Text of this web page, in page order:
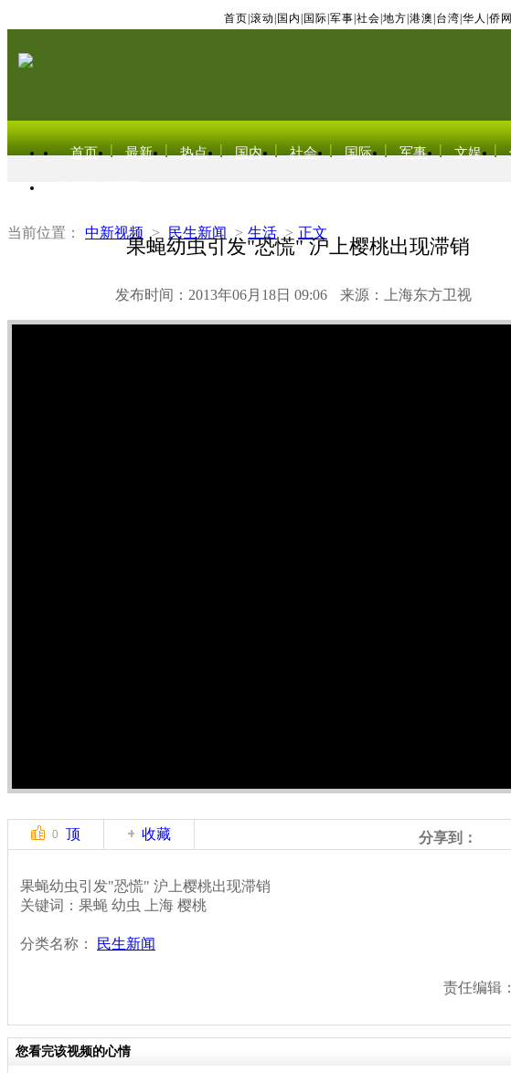
首页 滚动 国内 国际 军事 社会 地方 港澳 台湾 华人 侨网
首页 最新 热点 国内 社会 国际 军事 文娱
当前位置： 中新视频 > 民生新闻 > 生活 > 正文
果蝇幼虫引发"恐慌" 沪上樱桃出现滞销
发布时间：2013年06月18日 09:06 来源：上海东方卫视
0 顶 收藏 分享到：
果蝇幼虫引发"恐慌" 沪上樱桃出现滞销
关键词：果蝇 幼虫 上海 樱桃
分类名称： 民生新闻
责任编辑
您看完该视频的心情